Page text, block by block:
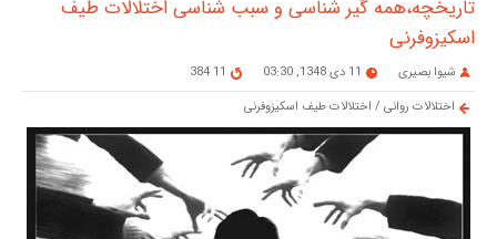
تاریخچه،همه گیر شناسی و سبب شناسی اختلالات طیف
اسکیزوفرنی
شیوا بصیری 11 دی 1348, 03:30
11 384
اختلالات روانی / اختلالات طیف اسکیزوفرنی